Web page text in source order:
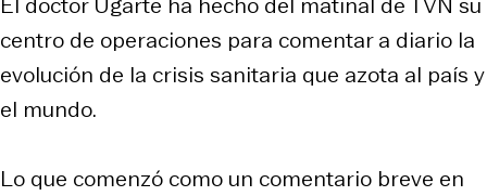
centro de operaciones para comentar a diario la
evolución de la crisis sanitaria que azota al país y
el mundo.
Lo que comenzó como un comentario breve en